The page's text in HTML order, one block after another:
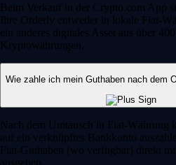
Beim Verkauf in der Crypto.com App
Ihre Orderly entweder in lokale Fiat-
ein anderes digitales Asset aus über
Kryptowährungen.
Wie zahle ich mein Guthaben nach dem
Nach dem Umtausch in Fiat-Währung
auf ein verknüpftes Bankkonto
Fiat-Guthaben (wo verfügbar) direkt
ausgeben.